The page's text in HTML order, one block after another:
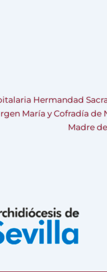
Hermandad
María y Cofradía de
Madre